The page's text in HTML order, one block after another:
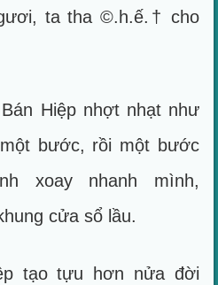
ta tha ©.h.ế.† cho
Hiệp nhợt nhạt như
bước, rồi một bước
xoay nhanh mình,
cửa sổ lầu.
tạo tựu hơn nửa đời